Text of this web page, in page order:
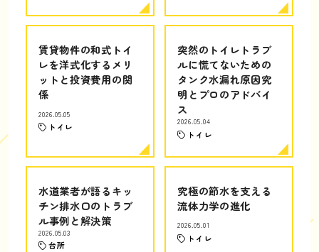
賃貸物件の和式トイ
レを洋式化するメリ
ットと投資費用の関
係
2026.05.05
トイレ
突然のトイレトラブ
ルに慌てないための
タンク水漏れ原因究
明とプロのアドバイ
ス
2026.05.04
トイレ
水道業者が語るキッ
チン排水口のトラブ
ル事例と解決策
2026.05.03
台所
究極の節水を支える
流体力学の進化
2026.05.01
トイレ